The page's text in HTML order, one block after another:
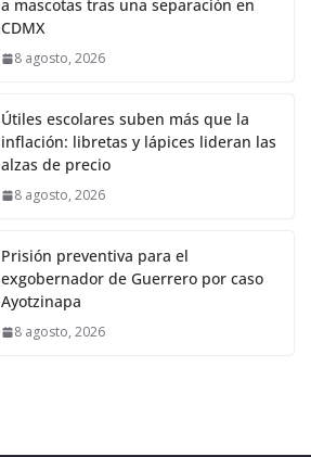
a mascotas tras una separación en
CDMX
8 agosto, 2026
Útiles escolares suben más que la
inflación: libretas y lápices lideran las
alzas de precio
8 agosto, 2026
Prisión preventiva para el
exgobernador de Guerrero por caso
Ayotzinapa
8 agosto, 2026